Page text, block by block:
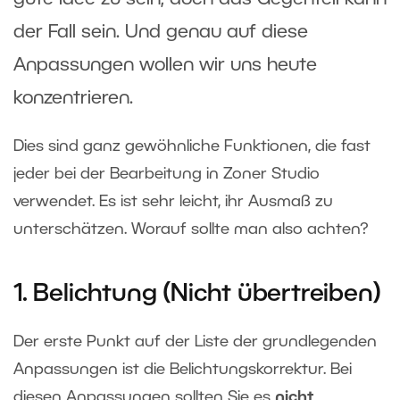
der Fall sein. Und genau auf diese
Anpassungen wollen wir uns heute
konzentrieren.
Dies sind ganz gewöhnliche Funktionen, die fast
jeder bei der Bearbeitung in Zoner Studio
verwendet. Es ist sehr leicht, ihr Ausmaß zu
unterschätzen. Worauf sollte man also achten?
1. Belichtung (Nicht übertreiben)
Der erste Punkt auf der Liste der grundlegenden
Anpassungen ist die Belichtungskorrektur. Bei